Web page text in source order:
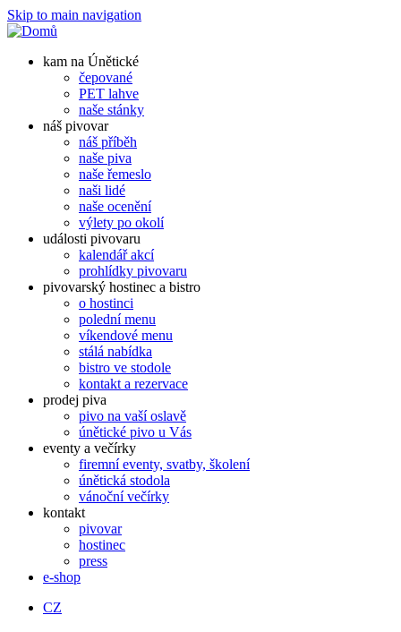
Skip to main navigation
kam na Únětické
čepované
PET lahve
naše stánky
náš pivovar
náš příběh
naše piva
naše řemeslo
naši lidé
naše ocenění
výlety po okolí
události pivovaru
kalendář akcí
prohlídky pivovaru
pivovarský hostinec a bistro
o hostinci
polední menu
víkendové menu
stálá nabídka
bistro ve stodole
kontakt a rezervace
prodej piva
pivo na vaší oslavě
únětické pivo u Vás
eventy a večírky
firemní eventy, svatby, školení
únětická stodola
vánoční večírky
kontakt
pivovar
hostinec
press
e-shop
CZ